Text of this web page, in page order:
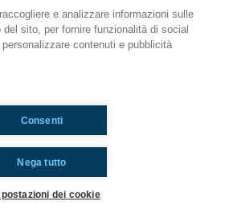
COOL!
e analizzare informazioni sulle
sito, per fornire funzionalità di social
contenuti e pubblicità
Nega tutto
Consenti
dei cookie